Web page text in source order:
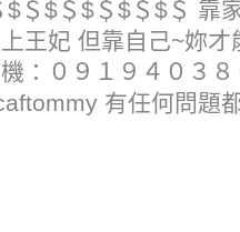
$＄$＄$＄$＄$＄ 靠
王妃 但靠自己~妳
：０９１９４０３
有任何問題